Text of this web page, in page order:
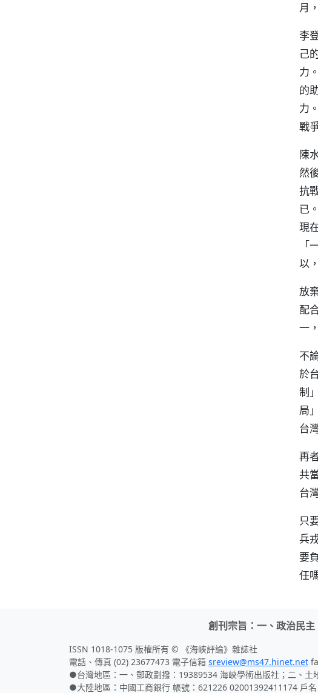
月
李
己
力
的
力
戰
陳
然
抗
已
現
以
放
配
一
不
於
制
局
台
再
共
台
只
兵
要
任
創刊宗旨：一、政治民
ISSN 1018-1075 版權所有 © 《海峽評論》雜誌社
電話、傳真 (02) 23677473 電子信箱 sreview@ms47.hinet.net
●台灣地區：一、郵政劃撥：19389534 海峽學術出版社；二、
●大陸地區：中國工商銀行 帳號：621226 02001392411174 戶